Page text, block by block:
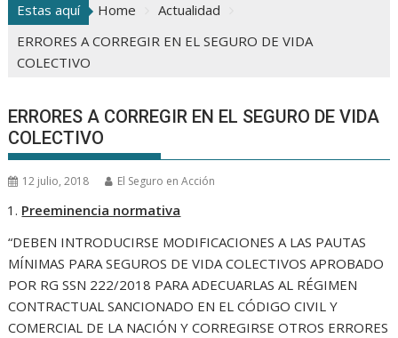
Estas aquí Home
Actualidad
ERRORES A CORREGIR EN EL SEGURO DE VIDA
COLECTIVO
ERRORES A CORREGIR EN EL SEGURO DE VIDA
COLECTIVO
12 julio, 2018 El Seguro en Acción
Preeminencia normativa
“DEBEN INTRODUCIRSE MODIFICACIONES A LAS PAUTAS
MÍNIMAS PARA SEGUROS DE VIDA COLECTIVOS APROBADO
POR RG SSN 222/2018 PARA ADECUARLAS AL RÉGIMEN
CONTRACTUAL SANCIONADO EN EL CÓDIGO CIVIL Y
COMERCIAL DE LA NACIÓN Y CORREGIRSE OTROS ERRORES